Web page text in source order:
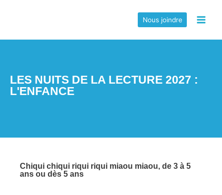
Nous joindre
LES NUITS DE LA LECTURE 2027 :
L'ENFANCE
Chiqui chiqui riqui riqui miaou miaou, de 3 à 5
ans ou dès 5 ans